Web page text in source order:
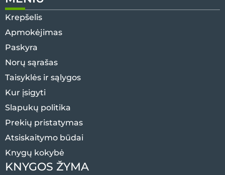
Krepšelis
Apmokėjimas
Paskyra
Norų sąrašas
Taisyklės ir sąlygos
Kur įsigyti
Slapukų politika
Prekių pristatymas
Atsiskaitymo būdai
Knygų kokybė
KNYGOS ŽYMA